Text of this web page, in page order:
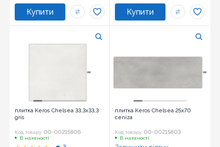
плитка Keros Chelsea 33,3x33,3
gris
Код товару: 00-00215806
В наявності
плитка Keros Chelsea 25x70
ceniza
Код товару: 00-00215803
В наявності